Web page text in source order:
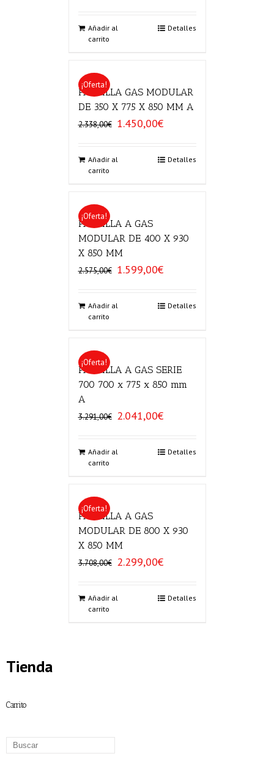
era:
es:
Añadir al
carrito
Detalles
¡Oferta!
PARRILLA GAS MODULAR
DE 350 X 775 X 850 MM A
2.338,00€ El
era:
1.450,00€El
es:
Añadir al
carrito
Detalles
¡Oferta!
PARRILLA A GAS
MODULAR DE 400 X 930
X 850 MM
2.575,00€ El
era:
1.599,00€El
es:
Añadir al
carrito
Detalles
¡Oferta!
PARRILLA A GAS SERIE
700 700 x 775 x 850 mm
A
3.291,00€
El
era:
2.041,00€El
es:
Añadir al
carrito
Detalles
¡Oferta!
PARRILLA A GAS
MODULAR DE 800 X 930
X 850 MM
3.708,00€
El
era:
2.299,00€El
es:
Añadir al
carrito
Detalles
Tienda
Carrito